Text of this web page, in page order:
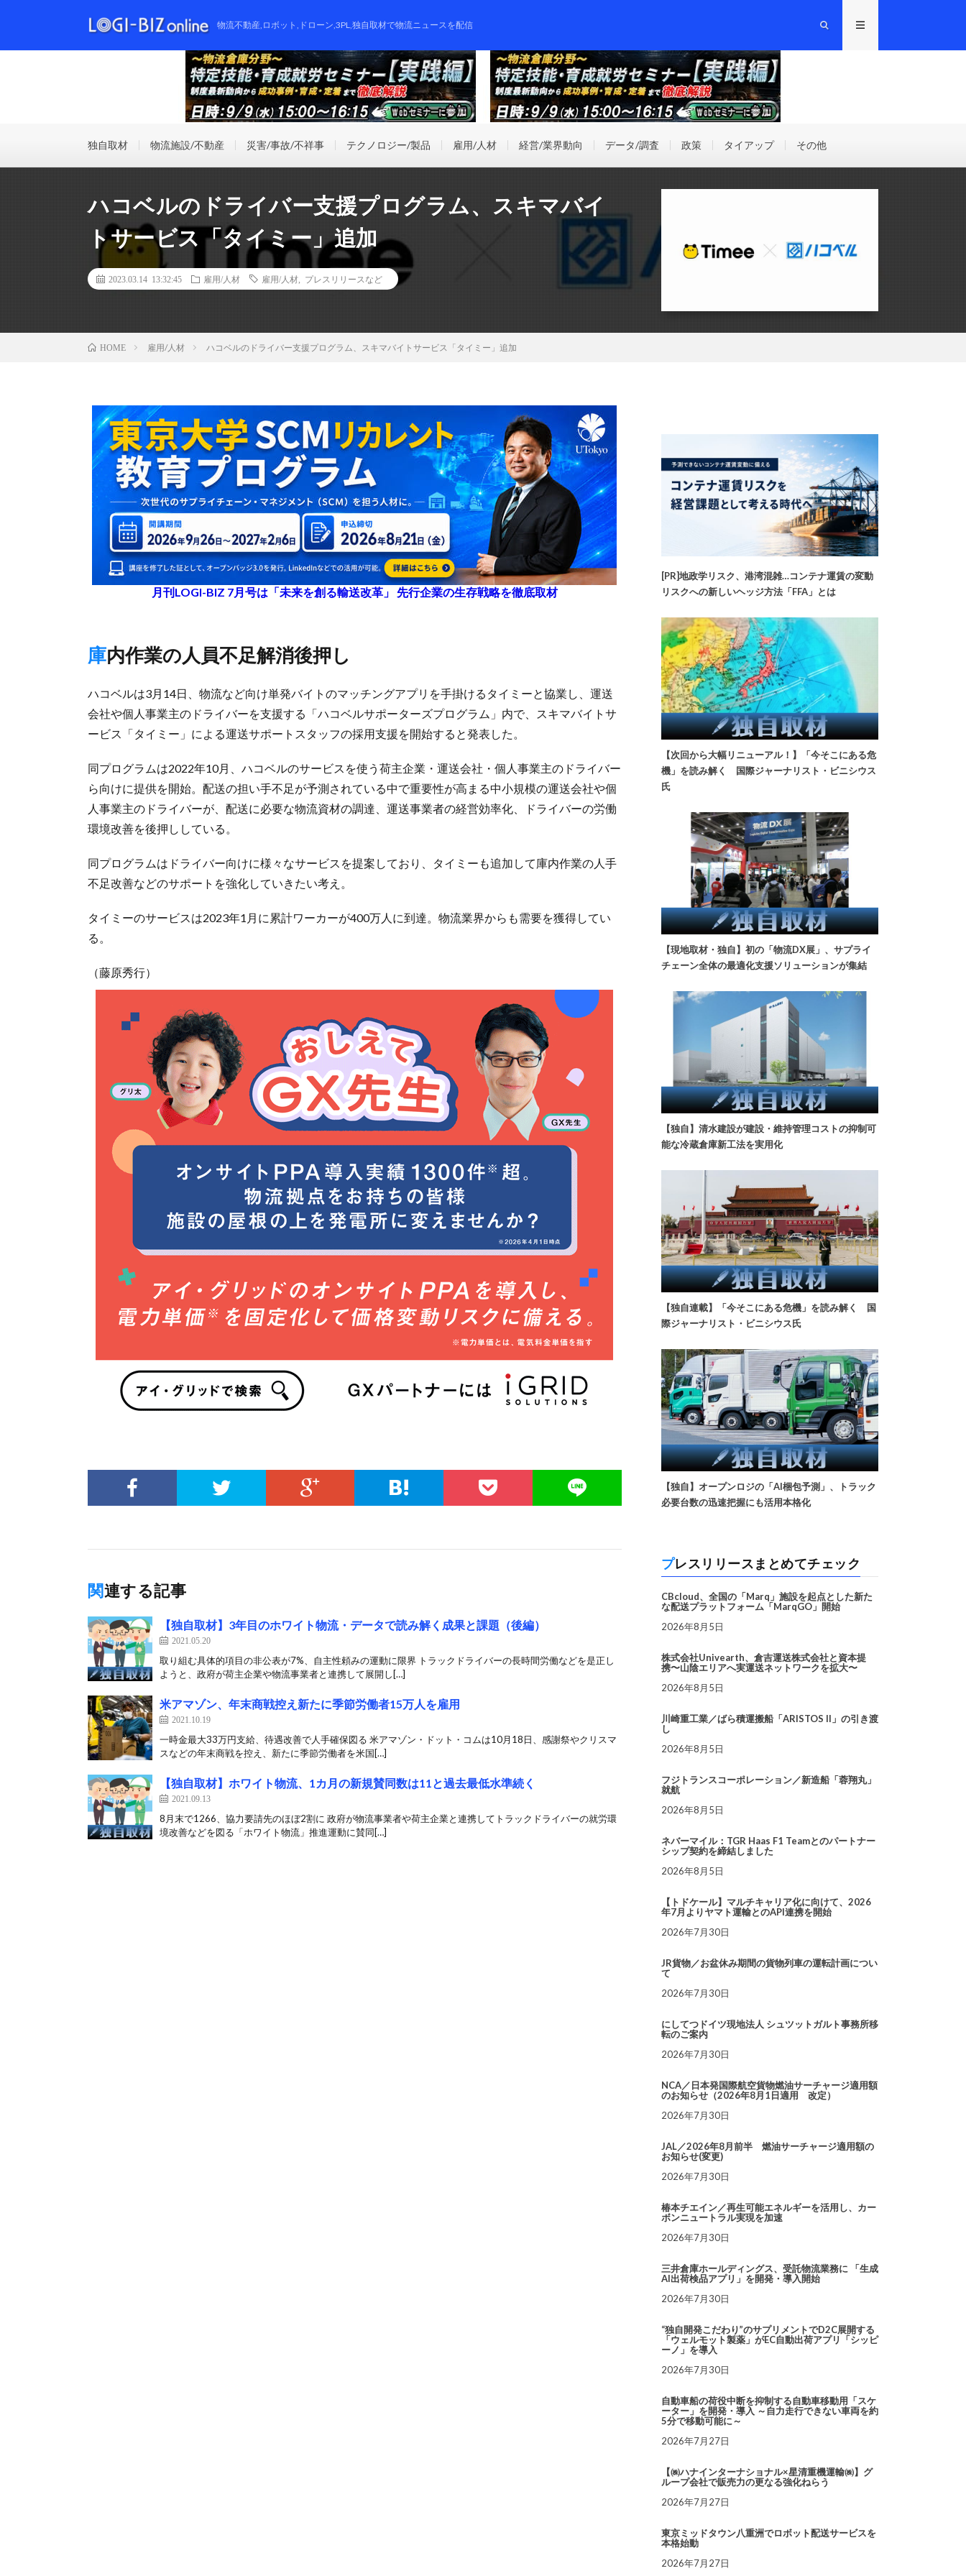
物流不動産,ロボット,ドローン,3PL,独自取材で物流ニュースを配信
独自取材 物流施設/不動産 災害/事故/不祥事 テクノロジー/製品 雇用/人材 経営/業界動向 データ/調査 政策 タイアップ その他
ハコベルのドライバー支援プログラム、スキマバイ
トサービス「タイミー」追加
2023.03.14 13:32:45 雇用/人材 雇用/人材 プレスリリースなど
HOME 雇用/人材 ハコベルのドライバー支援プログラム、スキマバイトサービス「タイミー」追加
月刊LOGI-BIZ 7月号は「未来を創る輸送改革」 先行企業の生存戦略を徹底取材
庫内作業の人員不足解消後押し
ハコベルは3月14日、物流など向け単発バイトのマッチングアプリを手掛けるタイミーと協業し、運送
会社や個人事業主のドライバーを支援する「ハコベルサポーターズプログラム」内で、スキマバイトサ
ービス「タイミー」による運送サポートスタッフの採用支援を開始すると発表した。
同プログラムは2022年10月、ハコベルのサービスを使う荷主企業・運送会社・個人事業主のドライバー
ら向けに提供を開始。配送の担い手不足が予測されている中で重要性が高まる中小規模の運送会社や個
人事業主のドライバーが、配送に必要な物流資材の調達、運送事業者の経営効率化、ドライバーの労働
環境改善を後押ししている。
同プログラムはドライバー向けに様々なサービスを提案しており、タイミーも追加して庫内作業の人手
不足改善などのサポートを強化していきたい考え。
タイミーのサービスは2023年1月に累計ワーカーが400万人に到達。物流業界からも需要を獲得してい
る。
（藤原秀行）
関連する記事
【独自取材】3年目のホワイト物流・データで読み解く成果と課題（後編）
2021.05.20
取り組む具体的項目の非公表が7%、自主性頼みの運動に限界 トラックドライバーの長時間労働などを是正し
ようと、政府が荷主企業や物流事業者と連携して展開し[…]
米アマゾン、年末商戦控え新たに季節労働者15万人を雇用
2021.10.19
一時金最大33万円支給、待遇改善で人手確保図る 米アマゾン・ドット・コムは10月18日、感謝祭やクリスマ
スなどの年末商戦を控え、新たに季節労働者を米国[…]
【独自取材】ホワイト物流、1カ月の新規賛同数は11と過去最低水準続く
2021.09.13
8月末で1266、協力要請先のほぼ2割に 政府が物流事業者や荷主企業と連携してトラックドライバーの就労環
境改善などを図る「ホワイト物流」推進運動に賛同[…]
[PR]地政学リスク、港湾混雑…コンテナ運賃の変動
リスクへの新しいヘッジ方法「FFA」とは
【次回から大幅リニューアル！】「今そこにある危
機」を読み解く 国際ジャーナリスト・ビニシウス
氏
【現地取材・独自】初の「物流DX展」、サプライ
チェーン全体の最適化支援ソリューションが集結
【独自】清水建設が建設・維持管理コストの抑制可
能な冷蔵倉庫新工法を実用化
【独自連載】「今そこにある危機」を読み解く 国
際ジャーナリスト・ビニシウス氏
【独自】オープンロジの「AI梱包予測」、トラック
必要台数の迅速把握にも活用本格化
プレスリリースまとめてチェック
CBcloud、全国の「Marq」施設を起点とした新た
な配送プラットフォーム「MarqGO」開始
2026年8月5日
株式会社Univearth、倉吉運送株式会社と資本提
携〜山陰エリアへ実運送ネットワークを拡大〜
2026年8月5日
川崎重工業／ばら積運搬船「ARISTOS II」の引き渡
し
2026年8月5日
フジトランスコーポレーション／新造船「蓉翔丸」
就航
2026年8月5日
ネバーマイル：TGR Haas F1 Teamとのパートナー
シップ契約を締結しました
2026年8月5日
【トドケール】マルチキャリア化に向けて、2026
年7月よりヤマト運輸とのAPI連携を開始
2026年7月30日
JR貨物／お盆休み期間の貨物列車の運転計画につい
て
2026年7月30日
にしてつドイツ現地法人 シュツットガルト事務所移
転のご案内
2026年7月30日
NCA／日本発国際航空貨物燃油サーチャージ適用額
のお知らせ（2026年8月1日適用 改定）
2026年7月30日
JAL／2026年8月前半 燃油サーチャージ適用額の
お知らせ(変更)
2026年7月30日
椿本チエイン／再生可能エネルギーを活用し、カー
ボンニュートラル実現を加速
2026年7月30日
三井倉庫ホールディングス、受託物流業務に 「生成
AI出荷検品アプリ」を開発・導入開始
2026年7月30日
“独自開発こだわり”のサプリメントでD2C展開する
「ウェルモット製薬」がEC自動出荷アプリ「シッピ
ーノ」を導入
2026年7月30日
自動車船の荷役中断を抑制する自動車移動用「スケ
ーター」を開発・導入 ～自力走行できない車両を約
5分で移動可能に～
2026年7月27日
【㈱ハナインターナショナル×星清重機運輸㈱】グ
ループ会社で販売力の更なる強化ねらう
2026年7月27日
東京ミッドタウン八重洲でロボット配送サービスを
本格始動
2026年7月27日